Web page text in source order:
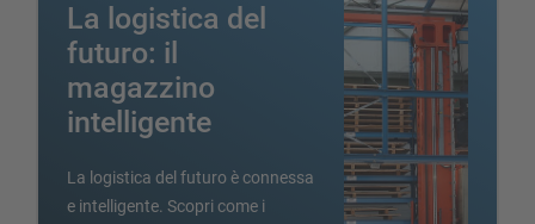
La logistica del
futuro: il
magazzino
intelligente
La logistica del futuro è connessa
e intelligente. Scopri come i